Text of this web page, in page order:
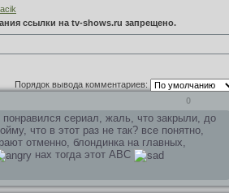
ссылки на tv-shows.ru запрещено.
Порядок вывода комментариев:
0
сериал, жаль, что закрыли, до
что в этот раз не так? все понятно,
отменно, блондинка на главных,
нах тогда этот АВС